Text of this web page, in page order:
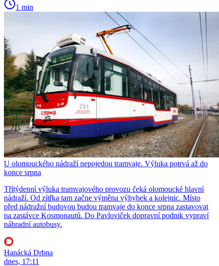
1 min
U olomouckého nádraží nepojedou tramvaje. Výluka potrvá až do
konce srpna
Třítýdenní výluka tramvajového provozu čeká olomoucké hlavní
nádraží. Od zítřka tam začne výměna výhybek a kolejnic. Místo
před nádražní budovou budou tramvaje do konce srpna zastavovat
na zastávce Kosmonautů. Do Pavloviček dopravní podnik vypraví
náhradní autobusy.
Hanácká Drbna
dnes, 17:11